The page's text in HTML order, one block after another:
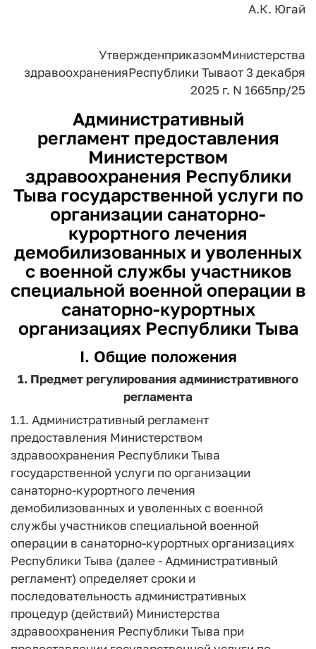
А.К. Югай
УтвержденприказомМинистерства
здравоохраненияРеспублики Тываот 3 декабря
2025 г. N 1665пр/25
Административный
регламент предоставления
Министерством
здравоохранения Республики
Тыва государственной услуги по
организации санаторно-
курортного лечения
демобилизованных и уволенных
с военной службы участников
специальной военной операции в
санаторно-курортных
организациях Республики Тыва
I. Общие положения
1. Предмет регулирования административного
регламента
1.1. Административный регламент
предоставления Министерством
здравоохранения Республики Тыва
государственной услуги по организации
санаторно-курортного лечения
демобилизованных и уволенных с военной
службы участников специальной военной
операции в санаторно-курортных организациях
Республики Тыва (далее - Административный
регламент) определяет сроки и
последовательность административных
процедур (действий) Министерства
здравоохранения Республики Тыва при